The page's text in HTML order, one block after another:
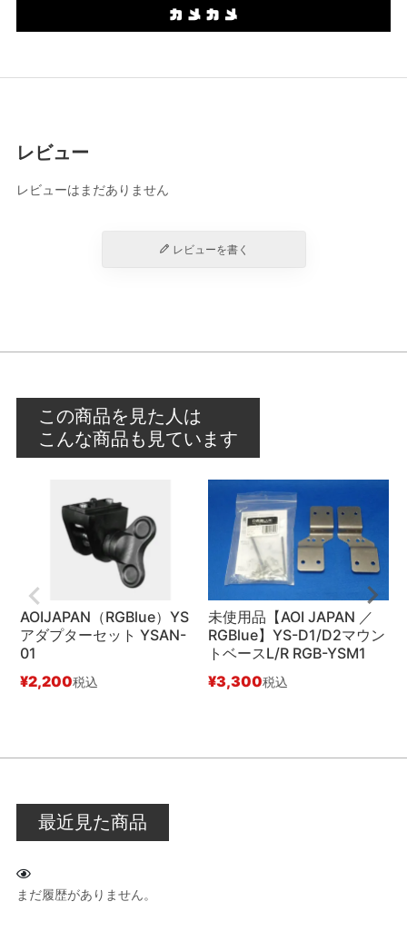
レビュー
レビューはまだありません
レビューを書く
この商品を見た人は
こんな商品も見ています
AOIJAPAN（RGBlue）YS
アダプターセット YSAN-
01
¥2,200税込
未使用品【AOI JAPAN ／
RGBlue】YS-D1/D2マウン
トベースL/R RGB-YSM1
¥3,300税込
最近見た商品
まだ履歴がありません。